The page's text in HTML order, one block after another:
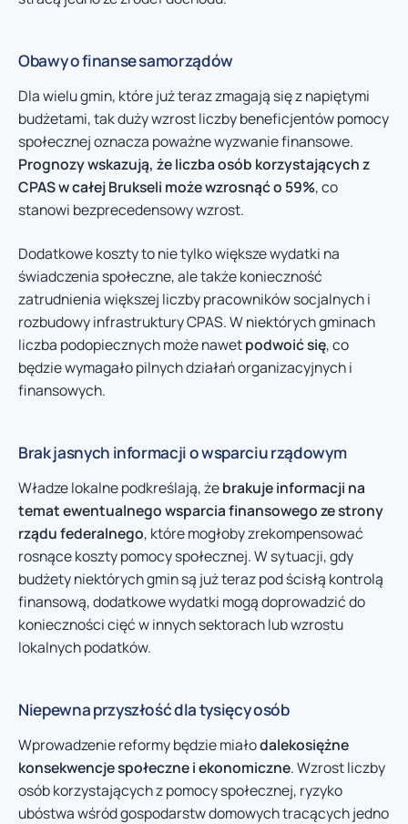
Obawy o finanse samorządów
Dla wielu gmin, które już teraz zmagają się z napiętymi
budżetami, tak duży wzrost liczby beneficjentów pomocy
społecznej oznacza poważne wyzwanie finansowe.
Prognozy wskazują, że liczba osób korzystających z
CPAS w całej Brukseli może wzrosnąć o 59%, co
stanowi bezprecedensowy wzrost.
Dodatkowe koszty to nie tylko większe wydatki na
świadczenia społeczne, ale także konieczność
zatrudnienia większej liczby pracowników socjalnych i
rozbudowy infrastruktury CPAS. W niektórych gminach
liczba podopiecznych może nawetpodwoić się, co
będzie wymagało pilnych działań organizacyjnych i
finansowych.
Brak jasnych informacji o wsparciu rządowym
Władze lokalne podkreślają, żebrakuje informacji na
temat ewentualnego wsparcia finansowego ze strony
rządu federalnego, które mogłoby zrekompensować
rosnące koszty pomocy społecznej. W sytuacji, gdy
budżety niektórych gmin są już teraz pod ścisłą kontrolą
finansową, dodatkowe wydatki mogą doprowadzić do
konieczności cięć w innych sektorach lub wzrostu
lokalnych podatków.
Niepewna przyszłość dla tysięcy osób
Wprowadzenie reformy będzie miałodalekosiężne
konsekwencje społeczne i ekonomiczne. Wzrost liczby
osób korzystających z pomocy społecznej, ryzyko
ubóstwa wśród gospodarstw domowych tracących jedno